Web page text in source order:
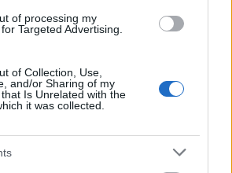
of processing my
Targeted Advertising.
of Collection, Use,
and/or Sharing of my
Is Unrelated with the
it was collected.
10.
eljutottunk ide is. Mindene
eddig glazúrmentes, utolsó
van, csillogó, gyári szürke, pont